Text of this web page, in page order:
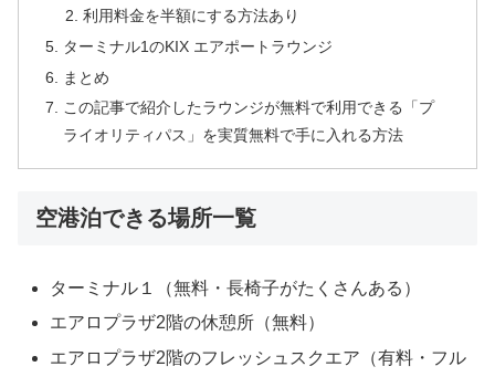
利用料金を半額にする方法あり
ターミナル1のKIX エアポートラウンジ
まとめ
この記事で紹介したラウンジが無料で利用できる「プ
ライオリティパス」を実質無料で手に入れる方法
空港泊できる場所一覧
ターミナル１（無料・長椅子がたくさんある）
エアロプラザ2階の休憩所（無料）
エアロプラザ2階のフレッシュスクエア（有料・フル